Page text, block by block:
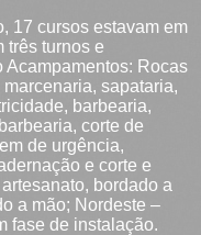
17 cursos estavam em
três turnos e
Rocas
sapataria,
barbearia,
corte de
de urgência,
e corte e
bordado a
a mão; Nordeste –
fase de instalação.